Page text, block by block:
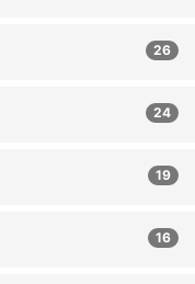
26
24
19
16